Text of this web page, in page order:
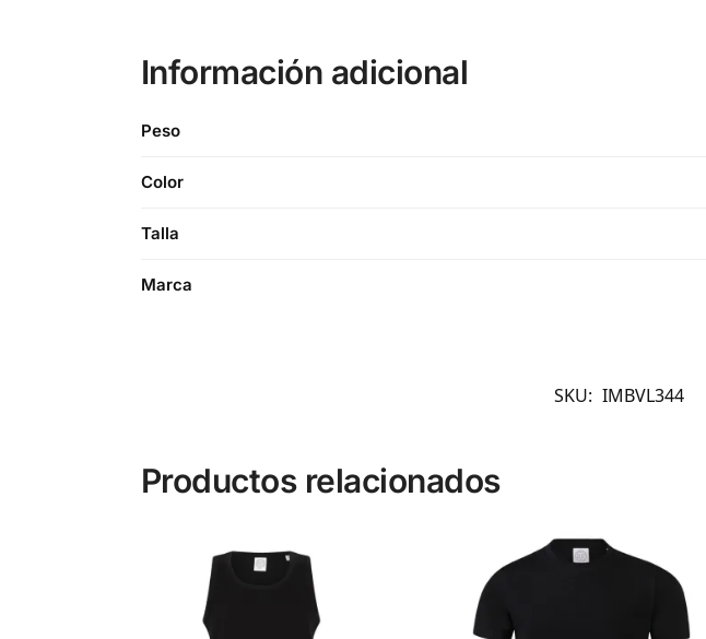
Información adicional
Peso
Color
Talla
Marca
SKU: IMBVL344
Productos relacionados